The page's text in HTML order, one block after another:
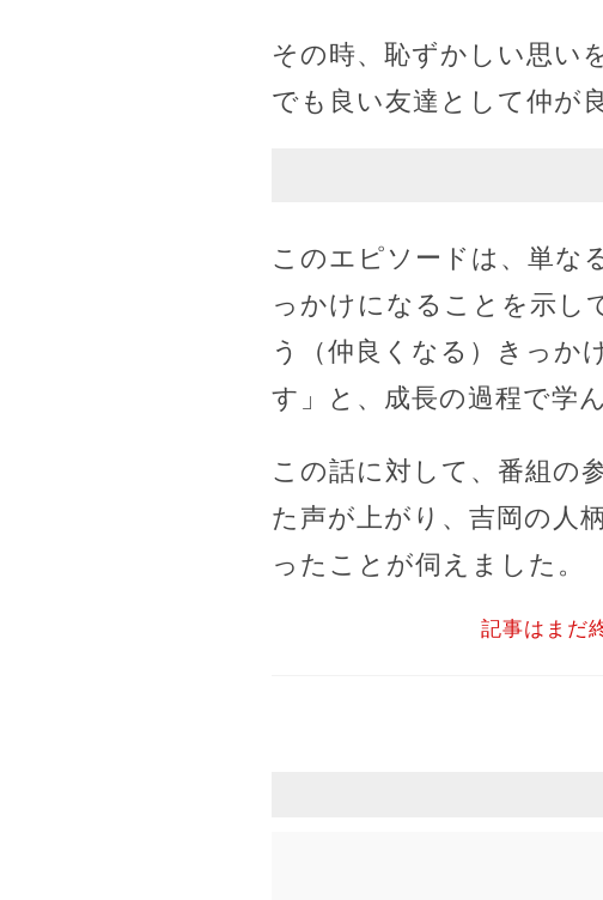
その時、恥ずかしい思い
でも良い友達として仲が
このエピソードは、単な
っかけになることを示し
う（仲良くなる）きっか
す」と、成長の過程で学
この話に対して、番組の
た声が上がり、吉岡の人
ったことが伺えました。
記事はまだ